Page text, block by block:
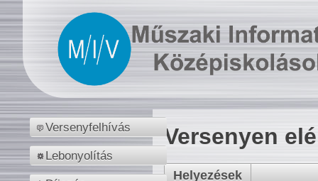
Versenyfelhívás
Lebonyolítás
Versenyen
Helyezések